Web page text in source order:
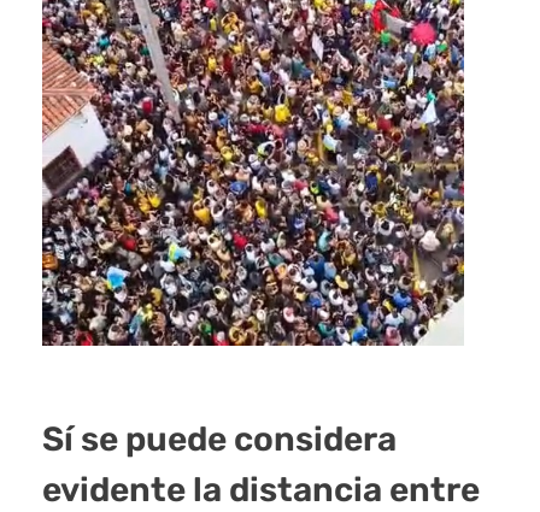
Sí se puede considera
evidente la distancia entre